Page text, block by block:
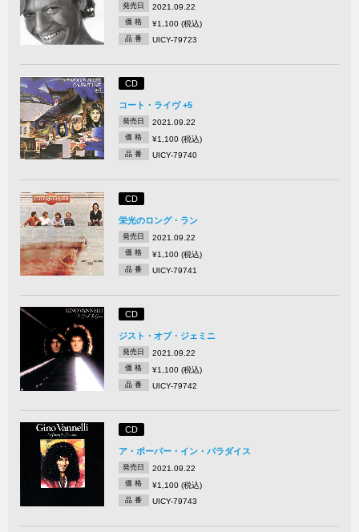
発売日 2021.09.22
価 格 ¥1,100 (税込)
品 番 UICY-79723
CD
コート・ライヴ +5
発売日 2021.09.22
価 格 ¥1,100 (税込)
品 番 UICY-79740
CD
栄光のロング・ラン
発売日 2021.09.22
価 格 ¥1,100 (税込)
品 番 UICY-79741
CD
ジスト・オブ・ジェミニ
発売日 2021.09.22
価 格 ¥1,100 (税込)
品 番 UICY-79742
CD
ア・ポーパー・イン・パラダイス
発売日 2021.09.22
価 格 ¥1,100 (税込)
品 番 UICY-79743